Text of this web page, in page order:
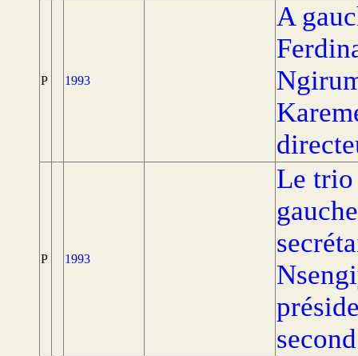
P 1993
A
P 1993
Le